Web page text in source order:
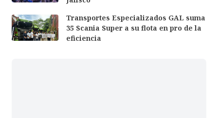
Transportes Especializados GAL suma
35 Scania Super a su flota en pro de la
eficiencia